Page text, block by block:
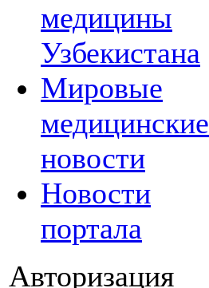
медицины
Узбекистана
Мировые
медицинские
новости
Новости
портала
Авторизация